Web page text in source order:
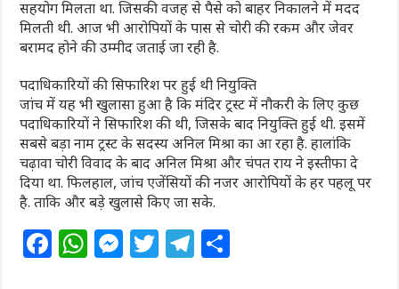
सहयोग मिलता था. जिसकी वजह से पैसे को बाहर निकालने में मदद
मिलती थी. आज भी आरोपियों के पास से चोरी की रकम और जेवर
बरामद होने की उम्मीद जताई जा रही है.
पदाधिकारियों की सिफारिश पर हुई थी नियुक्ति
जांच में यह भी खुलासा हुआ है कि मंदिर ट्रस्ट में नौकरी के लिए कुछ
पदाधिकारियों ने सिफारिश की थी, जिसके बाद नियुक्ति हुई थी. इसमें
सबसे बड़ा नाम ट्रस्ट के सदस्य अनिल मिश्रा का आ रहा है. हालांकि
चढ़ावा चोरी विवाद के बाद अनिल मिश्रा और चंपत राय ने इस्तीफा दे
दिया था. फिलहाल, जांच एजेंसियों की नजर आरोपियों के हर पहलू पर
है. ताकि और बड़े खुलासे किए जा सके.
F W M T T